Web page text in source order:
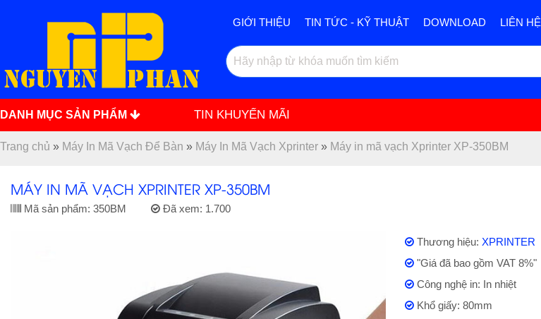
GIỚI THIỆU TIN TỨC - KỸ THUẬT DOWNLOAD
LIÊN HỆ
DANH MỤC SẢN PHẨM TIN KHUYẾN MÃI
Trang chủ » Máy In Mã Vạch Để Bàn » Máy In Mã Vạch Xprinter » Máy in mã vạch Xprinter XP-350BM
MÁY IN MÃ VẠCH XPRINTER XP-350BM
Mã sản phẩm: 350BM Đã xem: 1.700
Thương hiệu: XPRINTER
"Giá đã bao gồm VAT 8%"
Công nghệ in: In nhiệt
Khổ giấy: 80mm